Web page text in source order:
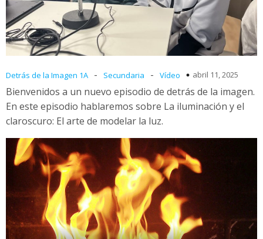
Detrás de la Imagen 1A - Secundaria - Vídeo abril 11, 2025
Bienvenidos a un nuevo episodio de detrás de la imagen.
En este episodio hablaremos sobre La iluminación y el
claroscuro: El arte de modelar la luz.